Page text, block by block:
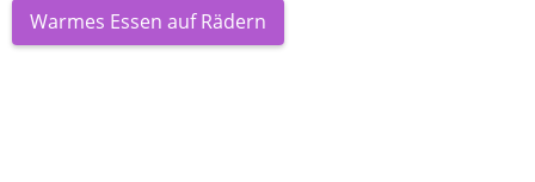
Warmes Essen auf Rädern